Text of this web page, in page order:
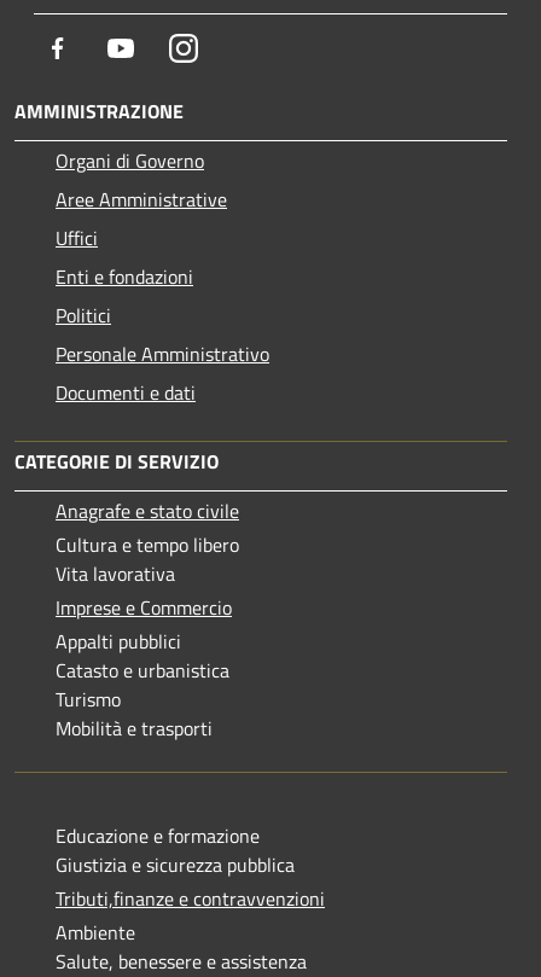
Facebook YoutubeInstagram
AMMINISTRAZIONE
Organi di Governo
Aree Amministrative
Uffici
Enti e fondazioni
Politici
Personale Amministrativo
Documenti e dati
CATEGORIE DI SERVIZIO
Anagrafe e stato civile
Cultura e tempo libero
Vita lavorativa
Imprese e Commercio
Appalti pubblici
Catasto e urbanistica
Turismo
Mobilità e trasporti
Educazione e formazione
Giustizia e sicurezza pubblica
Tributi,finanze e contravvenzioni
Ambiente
Salute, benessere e assistenza